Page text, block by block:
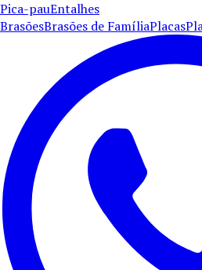
Pica-pauEntalhes
BrasõesBrasões de FamíliaPlacas